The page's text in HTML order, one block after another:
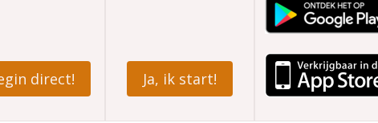
direct! Ja, ik start!